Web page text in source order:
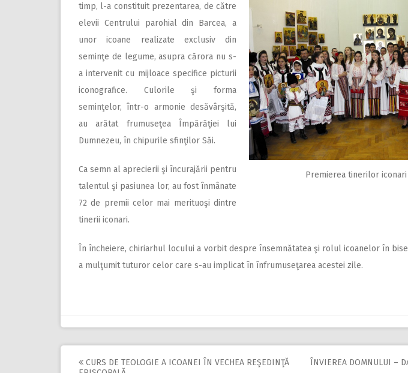
Premierea tinerilor iconari
timp, l-a constituit prezentarea, de către
elevii Centrului parohial din Barcea, a
unor icoane realizate exclusiv din
seminţe de legume, asupra cărora nu s-
a intervenit cu mijloace specifice picturii
iconografice. Culorile şi forma
seminţelor, într-o armonie desăvârşită,
au arătat frumuseţea Împărăţiei lui
Dumnezeu, în chipurile sfinţilor Săi.
Ca semn al aprecierii şi încurajării pentru
talentul şi pasiunea lor, au fost înmânate
72 de premii celor mai merituoşi dintre
tinerii iconari.
În încheiere, chiriarhul locului a vorbit despre însemnătatea şi rolul icoanelor în
a mulţumit tuturor celor care s-au implicat în înfrumuseţarea acestei zile.
CURS DE TEOLOGIE A ICOANEI ÎN VECHEA REŞEDINŢĂ
ÎNVIEREA DOMNULUI –